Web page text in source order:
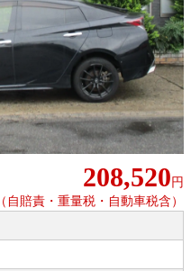
208,520 円
（自賠責・重量税・自動車税含）